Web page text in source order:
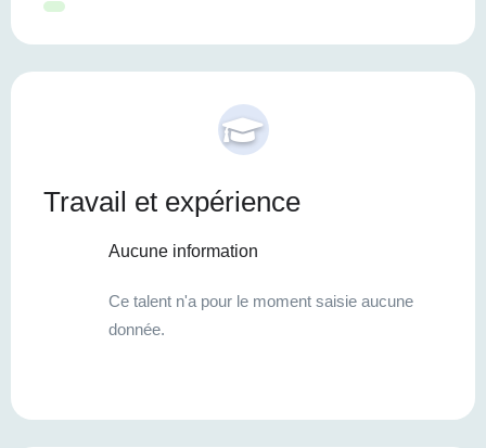
Travail et expérience
Aucune information
Ce talent n'a pour le moment saisie aucune
donnée.